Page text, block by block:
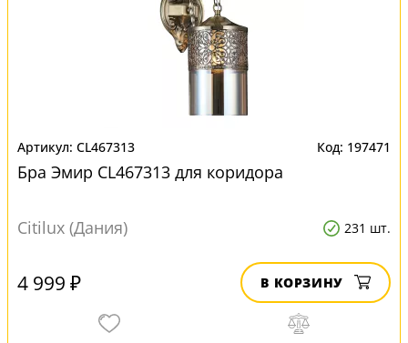
CL467313 197471
Бра Эмир CL467313 для коридора
Citilux (Дания) 231 шт.
4 999 ₽ В КОРЗИНУ